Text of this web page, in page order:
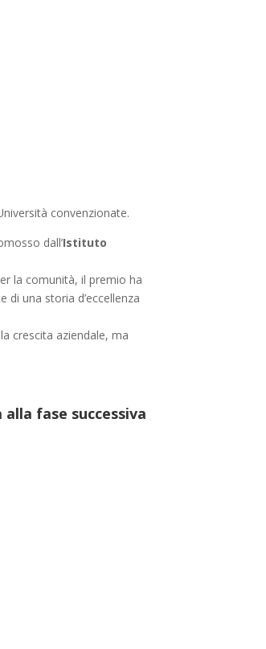
convenzionate.
dall’Istituto
la comunità, il premio ha
una storia d’eccellenza
crescita aziendale, ma
fase successiva